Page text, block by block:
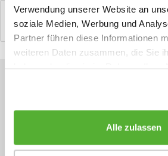
Verwendung unserer Website an
soziale Medien, Werbung und
Partner führen diese Informationen
weiteren Daten zusammen, die Sie
Alle zulassen
Bewertungen
0
Bewertungen lesen, schreiben und
Sie haben Fragen zu
+49 (0)4244 965 34 04
Mo -
und